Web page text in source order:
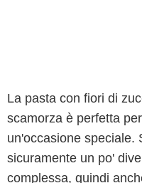
La pasta con fiori di
scamorza è perfetta
un'occasione speciale.
sicuramente un po'
complessa, quindi